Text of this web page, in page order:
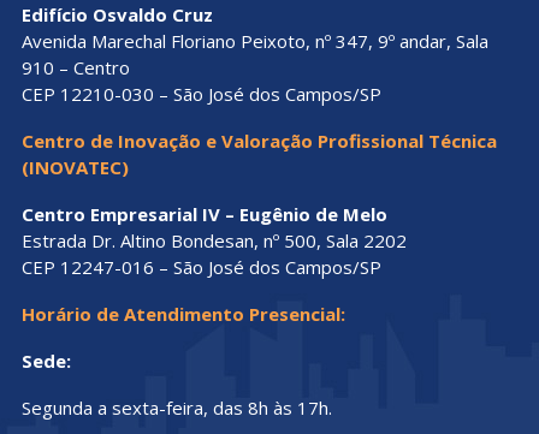
Edifício Osvaldo Cruz
Avenida Marechal Floriano Peixoto, nº 347, 9º andar, Sala
910 – Centro
CEP 12210-030 – São José dos Campos/SP
Centro de Inovação e Valoração Profissional Técnica
(INOVATEC)
Centro Empresarial IV – Eugênio de Melo
Estrada Dr. Altino Bondesan, nº 500, Sala 2202
CEP 12247-016 – São José dos Campos/SP
Horário de Atendimento Presencial:
Sede:
Segunda a sexta-feira, das 8h às 17h.